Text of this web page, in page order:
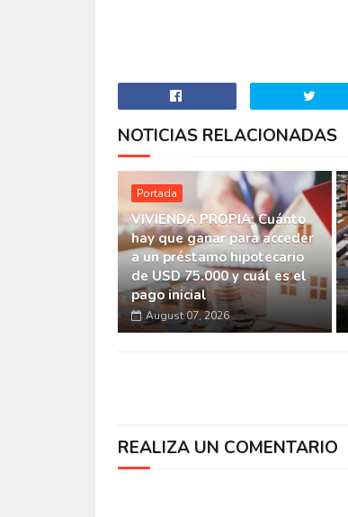
NOTICIAS RELACIONADAS
Portada
VIVIENDA PROPIA: Cuánto
hay que ganar para acceder
a un préstamo hipotecario
de USD 75.000 y cuál es el
pago inicial
August 07, 2026
REALIZA UN COMENTARIO